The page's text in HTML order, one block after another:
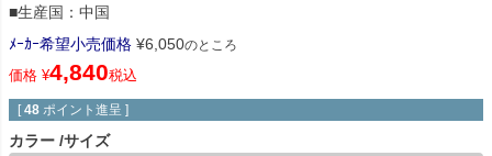
■生産国：中国
ﾒｰｶｰ希望小売価格 ¥6,050のところ
価格 ¥4,840税込
[ 48 ポイント進呈 ]
カラー サイズ